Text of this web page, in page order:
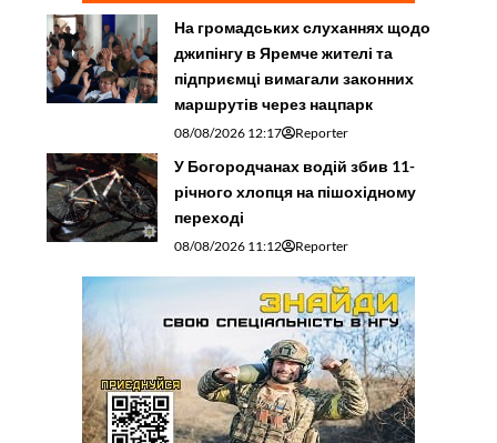
На громадських слуханнях щодо
джипінгу в Яремче житeлі та
підприємці вимагали законних
маршрутів через нацпарк
08/08/2026 12:17 Reporter
У Богородчанах водій збив 11-
річного хлопця на пішохідному
переході
08/08/2026 11:12 Reporter